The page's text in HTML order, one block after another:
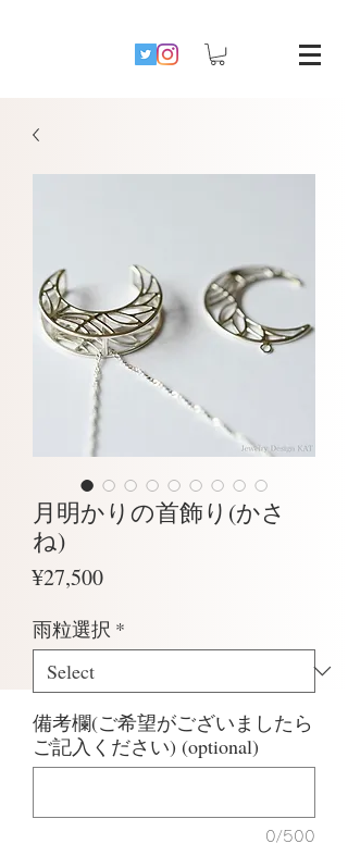
月明かりの首飾り(かさ
ね)
¥27,500Price
雨粒選択 *
備考欄(ご希望がございましたら
ご記入ください) (optional)
0/500